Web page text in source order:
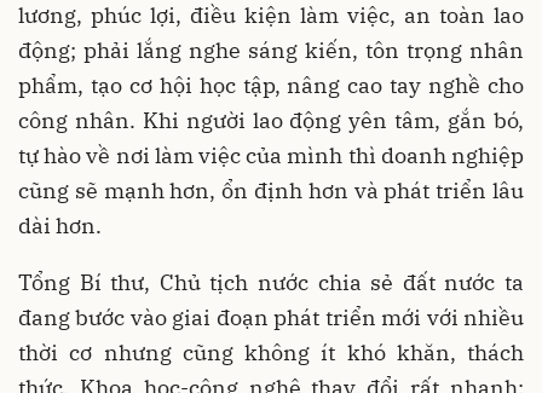
lương, phúc lợi, điều kiện làm việc, an toàn lao
động; phải lắng nghe sáng kiến, tôn trọng nhân
phẩm, tạo cơ hội học tập, nâng cao tay nghề cho
công nhân. Khi người lao động yên tâm, gắn bó,
tự hào về nơi làm việc của mình thì doanh nghiệp
cũng sẽ mạnh hơn, ổn định hơn và phát triển lâu
dài hơn.
Tổng Bí thư, Chủ tịch nước chia sẻ đất nước ta
đang bước vào giai đoạn phát triển mới với nhiều
thời cơ nhưng cũng không ít khó khăn, thách